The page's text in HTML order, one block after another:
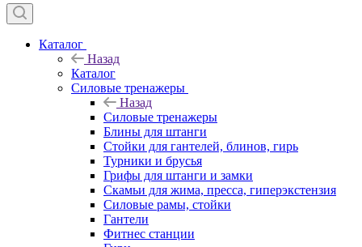
Каталог
Назад
Каталог
Силовые тренажеры
Назад
Силовые тренажеры
Блины для штанги
Стойки для гантелей, блинов, гирь
Турники и брусья
Грифы для штанги и замки
Скамьи для жима, пресса, гиперэкстензия
Силовые рамы, стойки
Гантели
Фитнес станции